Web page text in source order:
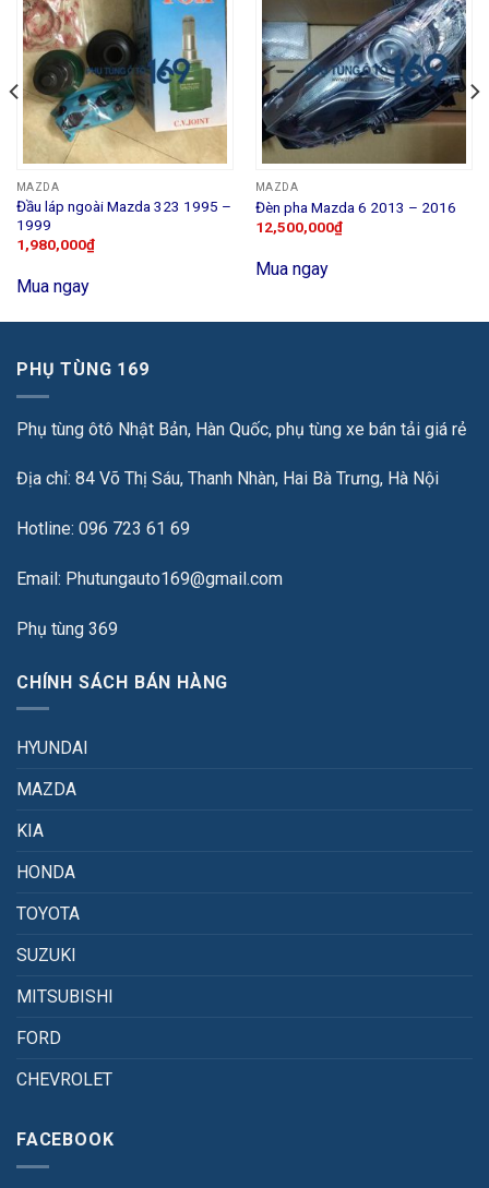
MAZDA
Đầu láp ngoài Mazda 323 1995 –
1999
1,980,000₫
Mua ngay
MAZDA
Đèn pha Mazda 6 2013 – 2016
12,500,000₫
Mua ngay
PHỤ TÙNG 169
Phụ tùng ôtô Nhật Bản, Hàn Quốc, phụ tùng xe bán tải giá rẻ
Địa chỉ: 84 Võ Thị Sáu, Thanh Nhàn, Hai Bà Trưng, Hà Nội
Hotline: 096 723 61 69
Email: Phutungauto169@gmail.com
Phụ tùng 369
CHÍNH SÁCH BÁN HÀNG
HYUNDAI
MAZDA
KIA
HONDA
TOYOTA
SUZUKI
MITSUBISHI
FORD
CHEVROLET
FACEBOOK